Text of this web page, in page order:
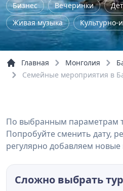
Бизнес Вечеринки
Живая музыка
Культурно-
Лекция
Мастер-класс
Спектакли
Фестивали
Главная Монголия
Семейные мероприятия в
По выбранным параметрам
Попробуйте сменить дату,
регулярно добавляем
Сложно выбрать